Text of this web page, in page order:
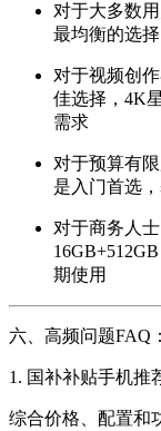
对于大多数
最均衡的选
对于视频创
佳选择，4K
需求
对于预算有限
是入门首选
对于商务人
期使用
六、高频问题FAQ
1. 国补补贴手机推
综合价格、配置和